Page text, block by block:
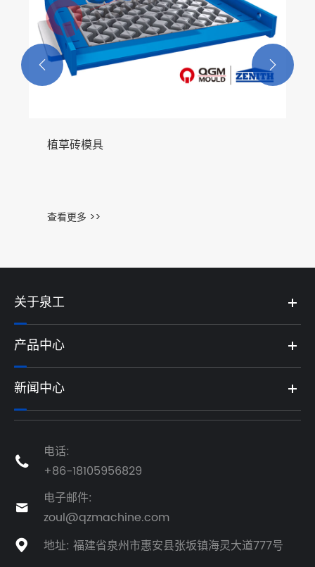
植草砖模具
查看更多 >>
 
关于泉工
产品中心
新闻中心

电话:
+86-18105956829

电子邮件:
zoul@qzmachine.com
 地址: 福建省泉州市惠安县张坂镇海灵大道777号